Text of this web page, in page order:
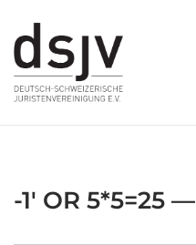
content
-1′ OR 5*5=25 —